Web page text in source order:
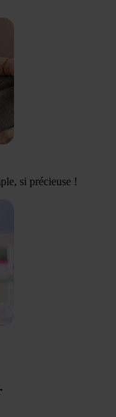
si précieuse !